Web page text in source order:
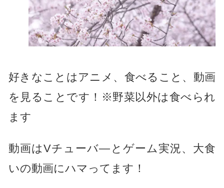
好きなことはアニメ、食べること、動画
を見ることです！※野菜以外は食べられ
ます
動画はVチューバ―とゲーム実況、大食
いの動画にハマってます！